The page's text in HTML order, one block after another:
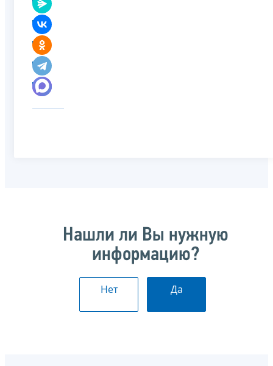
Нашли ли Вы нужную
информацию?
Нет Да